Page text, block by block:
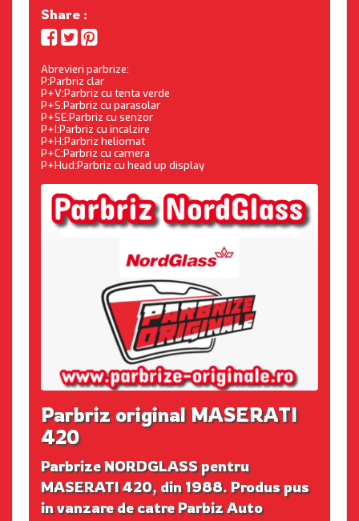
Share :
Abrevieri parbrize:
P:Parbriz clar
P+V:Parbriz cu tenta verde
P+S:Parbriz cu parasolar
P+SE:Parbriz cu senzor
P+I:Parbriz cu incalzire
P+H:Parbriz heliomat
P+C:Parbriz cu camera
P+Hud:Parbriz cu head up display
Parbriz original MASERATI
420
Parbrize NORDGLASS pentru
MASERATI 420, din 1988. Produs pus
in vanzare de catre Parbiz Auto